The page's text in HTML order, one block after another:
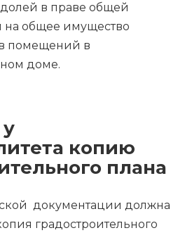
в праве общей
на общее имущество
помещений в
доме.
копию
плана
документации должна
градостроительного